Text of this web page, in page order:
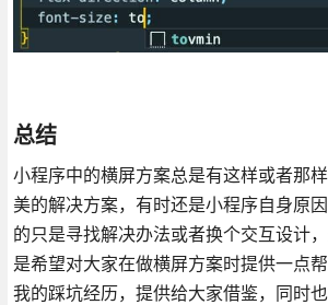
总结
小程序中的横屏方案总是有这样或者那
美的解决方案，有时还是小程序自身原
的只是寻找解决办法或者换个交互设计
是希望对大家在做横屏方案时提供一点
我的踩坑经历，提供给大家借鉴，同时